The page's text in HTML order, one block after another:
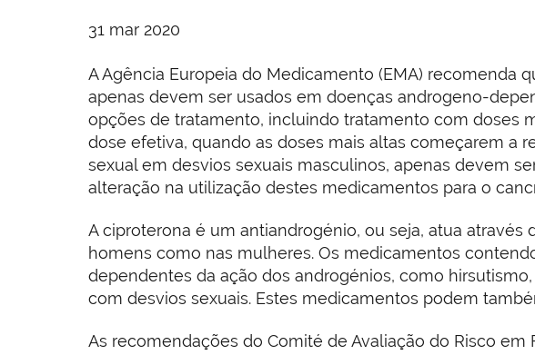
31 mar 2020
A Agência Europeia do Medicamento (EMA) recomenda
apenas devem ser usados em doenças androgeno-
opções de tratamento, incluindo tratamento com doses
dose efetiva, quando as doses mais altas começarem a
sexual em desvios sexuais masculinos, apenas devem
alteração na utilização destes medicamentos para o
A ciproterona é um antiandrogénio, ou seja, atua
homens como nas mulheres. Os medicamentos
dependentes da ação dos androgénios, como
com desvios sexuais. Estes medicamentos podem
As recomendações do Comité de Avaliação do Risco em